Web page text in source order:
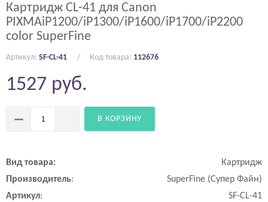
Картридж CL-41 для Canon
PIXMAiP1200/iP1300/iP1600/iP1700/iP2200
color SuperFine
Артикул: SF-CL-41 Код товара: 112676
Вид товара:
Картридж
Производитель:
SuperFine (Супер Файн)
Артикул:
SF-CL-41
1527 руб.
В КОРЗИНУ